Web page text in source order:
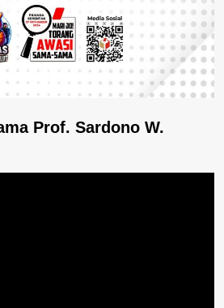
Prof. Sardono W.